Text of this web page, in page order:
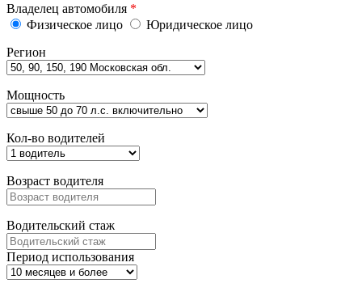
Владелец автомобиля *
Физическое лицо
Юридическое лицо
Регион
Мощность
Кол-во водителей
Возраст водителя
Водительский стаж
Период использования